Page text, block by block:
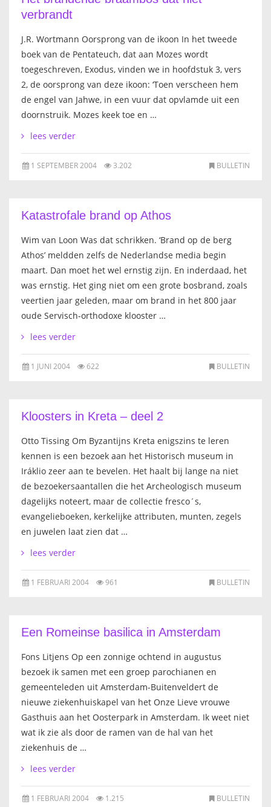
verbrandt
J.R. Wortmann Oorsprong van de ikoon In het tweede
boek van de Pentateuch, dat aan Mozes wordt
toegeschreven, Exodus, vinden we in hoofdstuk 3, vers
2, de oorsprong van deze ikoon: ‘Toen verscheen hem
de engel van Jahwe, in een vuur dat opvlamde uit een
doornstruik. Mozes keek toe en …
lees verder
BULLETIN
1 SEPTEMBER 2004 3.202
Katastrofale brand op Athos
Wim van Loon Was dat schrikken. ‘Brand op de berg
Athos’ meldden zelfs de Nederlandse media begin
maart. Dan moet het wel ernstig zijn. En inderdaad, het
was ernstig. Het ging niet om een grote bosbrand, zoals
veertien jaar geleden, maar om brand in het 800 jaar
oude Servisch-orthodoxe klooster …
lees verder
BULLETIN
1 JUNI 2004 622
Kloosters in Kreta – deel 2
Otto Tissing Om Byzantijns Kreta enigszins te leren
kennen is een bezoek aan het Historisch museum in
Iráklio zeer aan te bevelen. Het haalt bij lange na niet
de bezoekersaantallen die het Archeologisch museum
dagelijks noteert, maar de collectie fresco´s,
evangelieboeken, kerkelijke attributen, munten, zegels
en juwelen laat zien dat …
lees verder
BULLETIN
1 FEBRUARI 2004 961
Een Romeinse basilica in Amsterdam
Fons Litjens Op een zonnige ochtend in augustus
bezoek ik samen met een groep parochianen en
gemeenteleden uit Amsterdam-Buitenveldert de
nieuwe ziekenhuiskapel van het Onze Lieve vrouwe
Gasthuis aan het Oosterpark in Amsterdam. Ik weet niet
wat ik zie als door de ramen van de hal van het
ziekenhuis de …
lees verder
BULLETIN
1 FEBRUARI 2004 1.215